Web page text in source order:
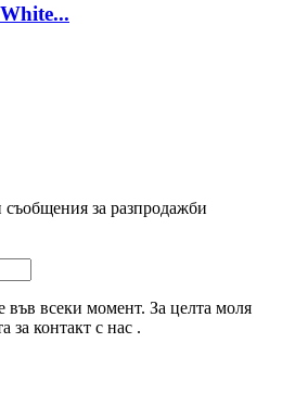
за разпродажби
всеки момент. За целта моля
за контакт с нас .